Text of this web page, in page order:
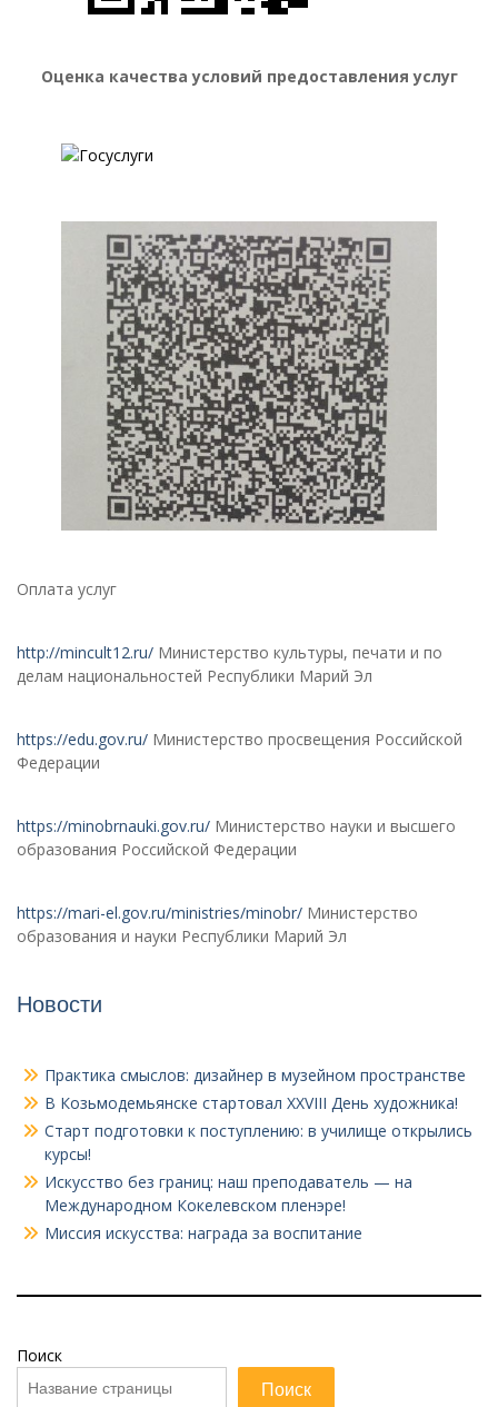
Оценка качества условий предоставления услуг
Оплата услуг
http://mincult12.ru/ Министерство культуры, печати и по
делам национальностей Республики Марий Эл
https://edu.gov.ru/ Министерство просвещения Российской
Федерации
https://minobrnauki.gov.ru/ Министерство науки и высшего
образования Российской Федерации
https://mari-el.gov.ru/ministries/minobr/ Министерство
образования и науки Республики Марий Эл
Новости
Практика смыслов: дизайнер в музейном пространстве
В Козьмодемьянске стартовал XXVIII День художника!
Старт подготовки к поступлению: в училище открылись
курсы!
Искусство без границ: наш преподаватель — на
Международном Кокелевском пленэре!
Миссия искусства: награда за воспитание
Поиск
Поиск